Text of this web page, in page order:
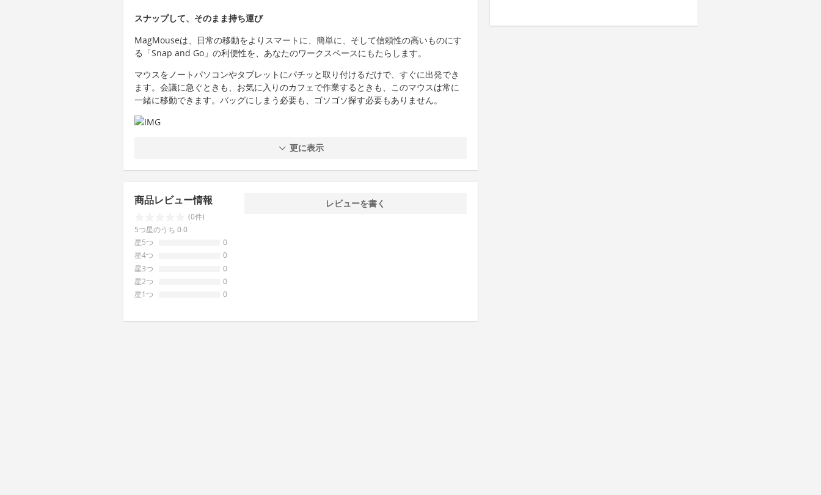
スナップして、そのまま持ち運び
MagMouseは、日常の移動をよりスマートに、簡単に、そして信頼性の高いものにす
る「Snap and Go」の利便性を、あなたのワークスペースにもたらします。
マウスをノートパソコンやタブレットにパチッと取り付けるだけで、すぐに出発でき
ます。会議に急ぐときも、お気に入りのカフェで作業するときも、このマウスは常に
一緒に移動できます。バッグにしまう必要も、ゴソゴソ探す必要もありません。
更に表示
商品レビュー情報
(0件)
5つ星のうち 0.0
星5つ
0
星4つ
0
星3つ
0
星2つ
0
星1つ
0
レビューを書く